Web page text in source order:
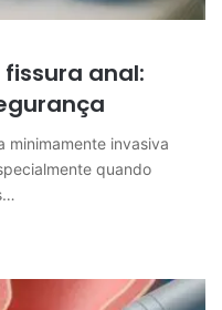
anal:
minimamente invasiva
quando